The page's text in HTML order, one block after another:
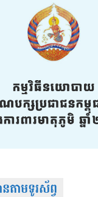
តាមទូរស័ព្វ